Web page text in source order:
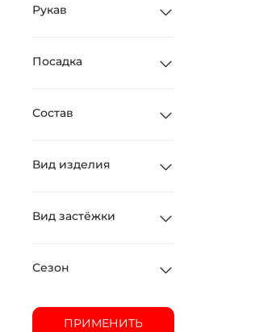
Рукав
Посадка
Состав
Вид изделия
Вид застёжки
Сезон
ПРИМЕНИТЬ